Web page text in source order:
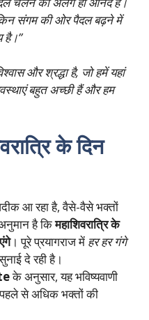
संगम की ओर पैदल बढ़ने में
है।”
और श्रद्धा है, जो हमें यहां
बहुत अच्छी हैं और हम
के दिन
आ रहा है, वैसे-वैसे भक्तों
है किमहाशिवरात्रि के
। पूरे प्रयागराज में हर हर गंगे
दे रही है।
के अनुसार, यह भविष्यवाणी
से अधिक भक्तों की